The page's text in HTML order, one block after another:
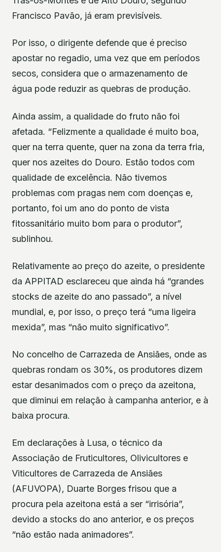
Francisco Pavão, já eram previsíveis.
Por isso, o dirigente defende que é preciso
apostar no regadio, uma vez que em períodos
secos, considera que o armazenamento de
água pode reduzir as quebras de produção.
Ainda assim, a qualidade do fruto não foi
afetada. “Felizmente a qualidade é muito boa,
quer na terra quente, quer na zona da terra fria,
quer nos azeites do Douro. Estão todos com
qualidade de excelência. Não tivemos
problemas com pragas nem com doenças e,
portanto, foi um ano do ponto de vista
fitossanitário muito bom para o produtor”,
sublinhou.
Relativamente ao preço do azeite, o presidente
da APPITAD esclareceu que ainda há “grandes
stocks de azeite do ano passado”, a nível
mundial, e, por isso, o preço terá “uma ligeira
mexida”, mas “não muito significativo”.
No concelho de Carrazeda de Ansiães, onde as
quebras rondam os 30%, os produtores dizem
estar desanimados com o preço da azeitona,
que diminui em relação à campanha anterior, e à
baixa procura.
Em declarações à Lusa, o técnico da
Associação de Fruticultores, Olivicultores e
Viticultores de Carrazeda de Ansiães
(AFUVOPA), Duarte Borges frisou que a
procura pela azeitona está a ser “irrisória”,
devido a stocks do ano anterior, e os preços
“não estão nada animadores”.